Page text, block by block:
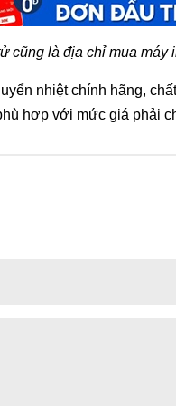
cũng là địa chỉ mua máy
nhiệt chính hãng,
hợp với mức giá phải